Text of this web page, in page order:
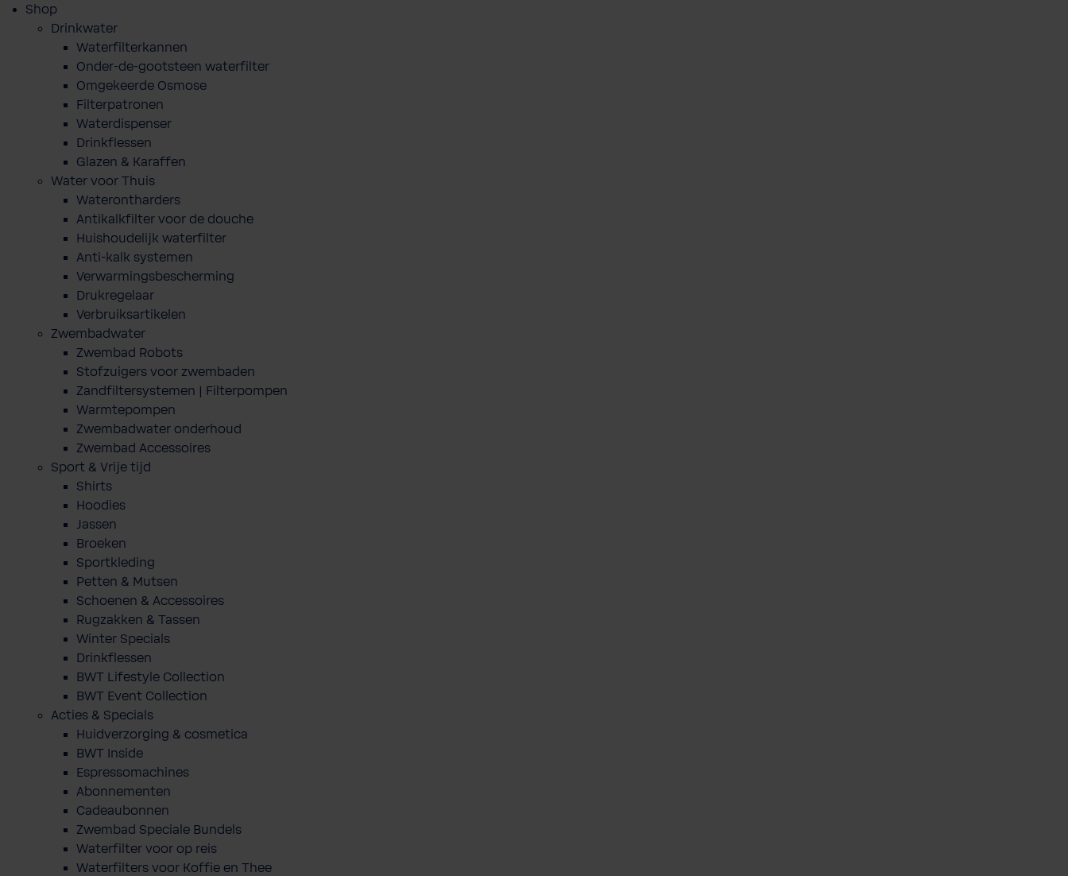
Shop
Drinkwater
Waterfilterkannen
Onder-de-gootsteen waterfilter
Omgekeerde Osmose
Filterpatronen
Waterdispenser
Drinkflessen
Glazen & Karaffen
Water voor Thuis
Waterontharders
Antikalkfilter voor de douche
Huishoudelijk waterfilter
Anti-kalk systemen
Verwarmingsbescherming
Drukregelaar
Verbruiksartikelen
Zwembadwater
Zwembad Robots
Stofzuigers voor zwembaden
Zandfiltersystemen | Filterpompen
Warmtepompen
Zwembadwater onderhoud
Zwembad Accessoires
Sport & Vrije tijd
Shirts
Hoodies
Jassen
Broeken
Sportkleding
Petten & Mutsen
Schoenen & Accessoires
Rugzakken & Tassen
Winter Specials
Drinkflessen
BWT Lifestyle Collection
BWT Event Collection
Acties & Specials
Huidverzorging & cosmetica
BWT Inside
Espressomachines
Abonnementen
Cadeaubonnen
Zwembad Speciale Bundels
Waterfilter voor op reis
Waterfilters voor Koffie en Thee